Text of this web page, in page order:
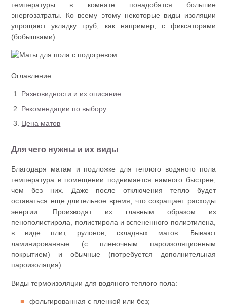
Печи и
камины
Утеплители
температуры в комнате понадобятся большие
энергозатраты. Ко всему этому некоторые виды изоляции
упрощают укладку труб, как например, с фиксаторами
(бобышками).
Оглавление:
Разновидности и их описание
Рекомендации по выбору
Цена матов
Для чего нужны и их виды
Благодаря матам и подложке для теплого водяного пола
температура в помещении поднимается намного быстрее,
чем без них. Даже после отключения тепло будет
оставаться еще длительное время, что сокращает расходы
энергии. Производят их главным образом из
пенополистирола, полистирола и вспененного полиэтилена,
в виде плит, рулонов, складных матов. Бывают
ламинированные (с пленочным пароизоляционным
покрытием) и обычные (потребуется дополнительная
пароизоляция).
Виды термоизоляции для водяного теплого пола:
фольгированная с пленкой или без;